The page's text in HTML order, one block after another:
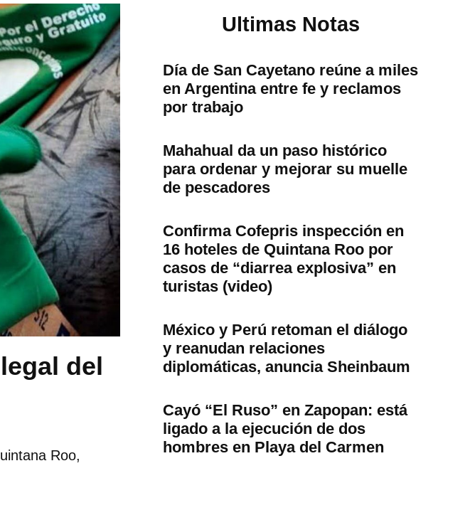
del
Roo,
Ultimas Notas
Día de San Cayetano reúne a miles
en Argentina entre fe y reclamos
por trabajo
Mahahual da un paso histórico
para ordenar y mejorar su muelle
de pescadores
Confirma Cofepris inspección en
16 hoteles de Quintana Roo por
casos de “diarrea explosiva” en
turistas (video)
México y Perú retoman el diálogo
y reanudan relaciones
diplomáticas, anuncia Sheinbaum
Cayó “El Ruso” en Zapopan: está
ligado a la ejecución de dos
hombres en Playa del Carmen